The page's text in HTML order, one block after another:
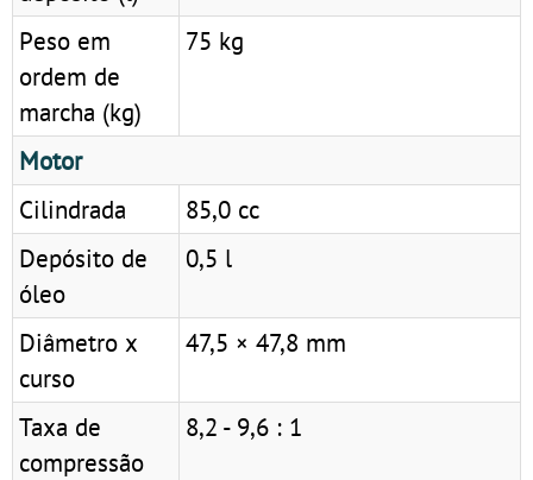
Peso em
ordem de
marcha (kg)
75 kg
Motor
Cilindrada
85,0 cc
Depósito de
óleo
0,5 l
Diâmetro x
curso
47,5 × 47,8 mm
Taxa de
compressão
8,2 - 9,6 : 1